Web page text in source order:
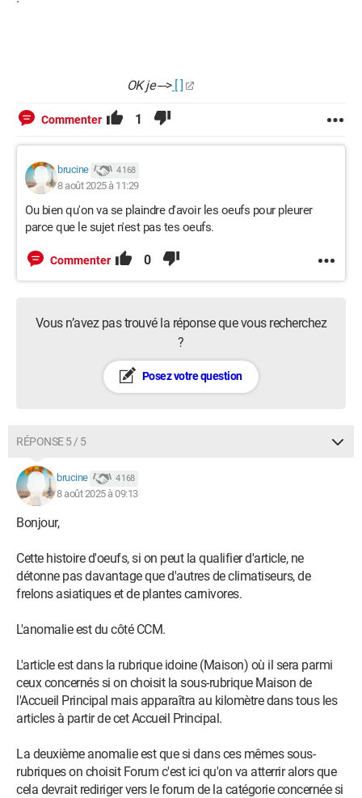
OK je--->[ ]
Commenter 1
brucine 4 168
8 août 2025 à 11:29
Ou bien qu'on va se plaindre d'avoir les oeufs pour pleurer
parce que le sujet n'est pas tes oeufs.
Commenter 0
Vous n’avez pas trouvé la réponse que vous recherchez
?
Posez votre question
RÉPONSE 5 / 5
brucine 4 168
8 août 2025 à 09:13
Bonjour,
Cette histoire d'oeufs, si on peut la qualifier d'article, ne
détonne pas davantage que d'autres de climatiseurs, de
frelons asiatiques et de plantes carnivores.
L'anomalie est du côté CCM.
L'article est dans la rubrique idoine (Maison) où il sera parmi
ceux concernés si on choisit la sous-rubrique Maison de
l'Accueil Principal mais apparaîtra au kilomètre dans tous les
articles à partir de cet Accueil Principal.
La deuxième anomalie est que si dans ces mêmes sous-
rubriques on choisit Forum c'est ici qu'on va atterrir alors que
cela devrait rediriger vers le forum de la catégorie concernée si